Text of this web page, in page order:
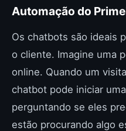
Automação do
Os chatbots são ideais
o cliente. Imagine uma
online. Quando um
chatbot pode iniciar
perguntando se eles
estão procurando algo